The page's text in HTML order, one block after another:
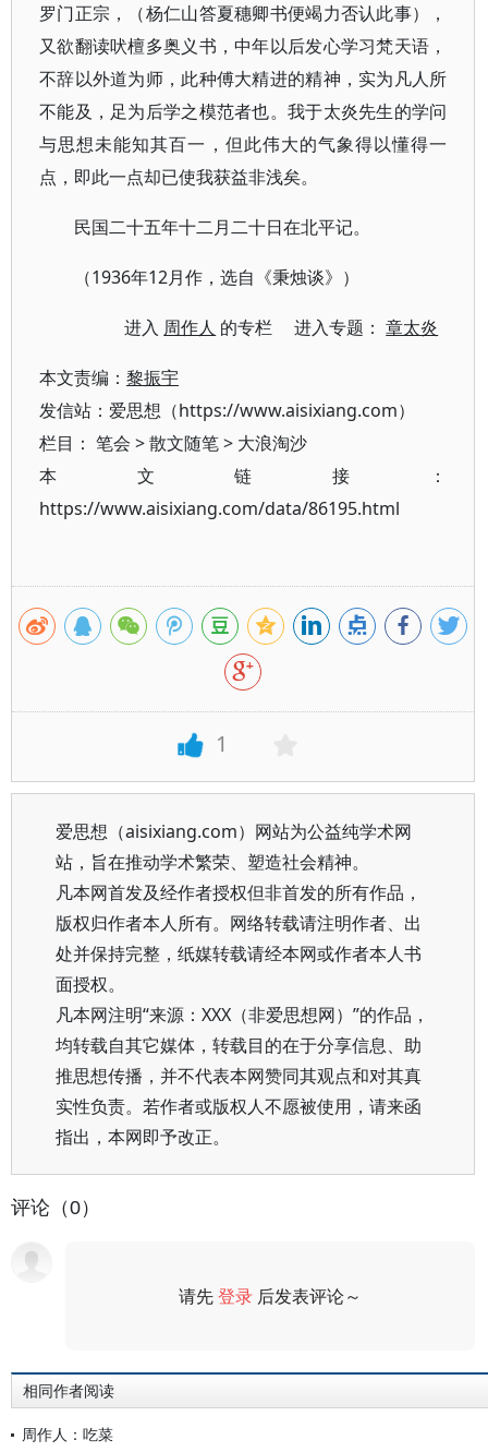
罗门正宗，（杨仁山答夏穗卿书便竭力否认此事），
又欲翻读吠檀多奥义书，中年以后发心学习梵天语，
不辞以外道为师，此种傅大精进的精神，实为凡人所
不能及，足为后学之模范者也。我于太炎先生的学问
与思想未能知其百一，但此伟大的气象得以懂得一
点，即此一点却已使我获益非浅矣。
民国二十五年十二月二十日在北平记。
（1936年12月作，选自《秉烛谈》）
进入 周作人 的专栏 进入专题：章太炎
本文责编： 黎振宇
发信站：爱思想（https://www.aisixiang.com）
栏目： 笔会 >散文随笔> 大浪淘沙
本文链接：
https://www.aisixiang.com/data/86195.html
1
爱思想（aisixiang.com）网站为公益纯学术网
站，旨在推动学术繁荣、塑造社会精神。
凡本网首发及经作者授权但非首发的所有作品，
版权归作者本人所有。网络转载请注明作者、出
处并保持完整，纸媒转载请经本网或作者本人书
面授权。
凡本网注明“来源：XXX（非爱思想网）”的作品，
均转载自其它媒体，转载目的在于分享信息、助
推思想传播，并不代表本网赞同其观点和对其真
实性负责。若作者或版权人不愿被使用，请来函
指出，本网即予改正。
评论（0）
请先登录 后发表评论～
相同作者阅读
周作人：吃菜